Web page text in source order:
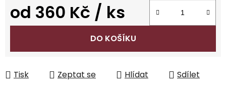
od 360 Kč / ks
Měrná cena:
DO KOŠÍKU
Tisk Zeptat se Hlídat Sdílet